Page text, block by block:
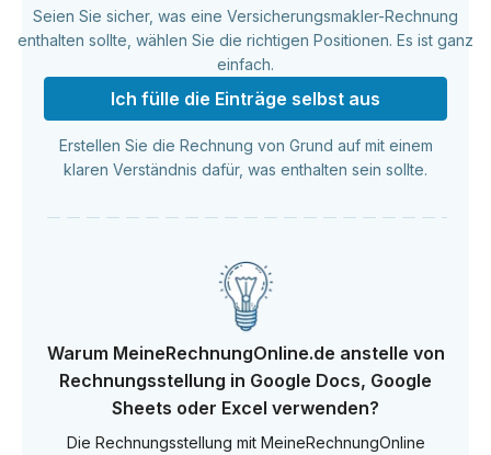
Seien Sie sicher, was eine Versicherungsmakler-Rechnung
enthalten sollte, wählen Sie die richtigen Positionen. Es ist ganz
einfach.
Ich fülle die Einträge selbst aus
Erstellen Sie die Rechnung von Grund auf mit einem
klaren Verständnis dafür, was enthalten sein sollte.
Warum MeineRechnungOnline.de anstelle von
Rechnungsstellung in Google Docs, Google
Sheets oder Excel verwenden?
Die Rechnungsstellung mit MeineRechnungOnline